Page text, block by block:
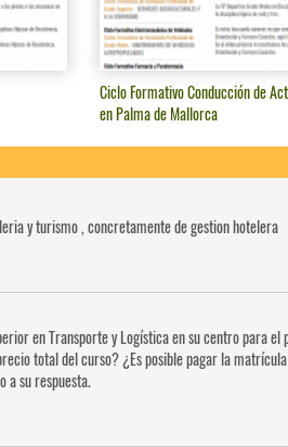
Ciclo Formativo Conducción de
en Palma de Mallorca
y turismo , concretamente de gestion hotelera
en Transporte y Logística en su centro para
total del curso? ¿Es posible pagar la
a su respuesta.